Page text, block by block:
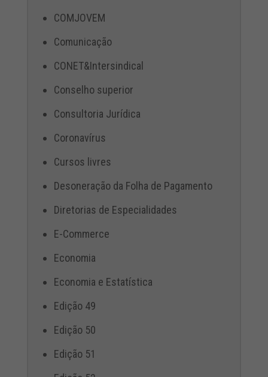
COMJOVEM
Comunicação
CONET&Intersindical
Conselho superior
Consultoria Jurídica
Coronavírus
Cursos livres
Desoneração da Folha de Pagamento
Diretorias de Especialidades
E-Commerce
Economia
Economia e Estatística
Edição 49
Edição 50
Edição 51